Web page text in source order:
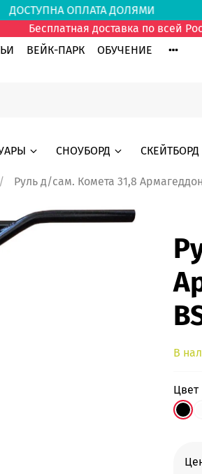
ДОСТУПНА ОПЛАТА ДОЛЯМИ
Бесплатная доставка по всей
ВЕЙК-ПАРК ОБУЧЕНИЕ
СНОУБОРД СКЕЙТБОРД
Руль д/сам. Комета 31,8
В
цвет